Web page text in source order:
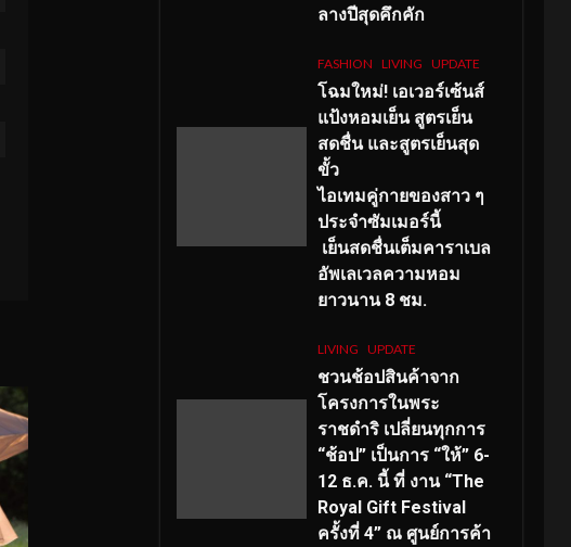
ลางปีสุดคึกคัก
FASHION LIVING UPDATE
โฉมใหม่! เอเวอร์เซ้นส์
แป้งหอมเย็น สูตรเย็น
สดชื่น และสูตรเย็นสุด
ขั้ว
ไอเทมคู่กายของสาว ๆ
ประจำซัมเมอร์นี้
เย็นสดชื่นเต็มคาราเบล
อัพเลเวลความหอม
ยาวนาน 8 ชม.
LIVING UPDATE
ชวนช้อปสินค้าจาก
โครงการในพระ
ราชดำริ เปลี่ยนทุกการ
“ช้อป” เป็นการ “ให้” 6-
12 ธ.ค. นี้ ที่ งาน “The
Royal Gift Festival
ครั้งที่ 4” ณ ศูนย์การค้า